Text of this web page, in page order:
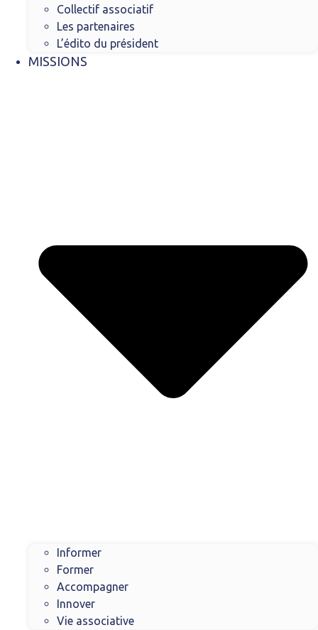
Collectif associatif
Les partenaires
L’édito du président
MISSIONS
Informer
Former
Accompagner
Innover
Vie associative